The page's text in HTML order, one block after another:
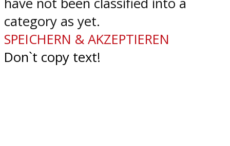
category as yet.
SPEICHERN & AKZEPTIEREN
Don`t copy text!